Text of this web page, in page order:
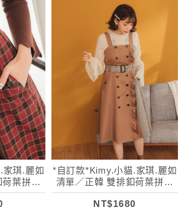
琪.麗如
葉拼接
*自訂款*Kimy.小貓.家琪.麗如
清單／正韓 雙排釦荷葉拼接
格紋吊帶裙
NT$1680